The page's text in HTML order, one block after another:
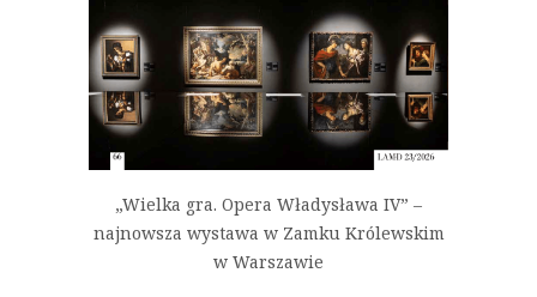
„Wielka gra. Opera Władysława IV” –
najnowsza wystawa w Zamku Królewskim
w Warszawie